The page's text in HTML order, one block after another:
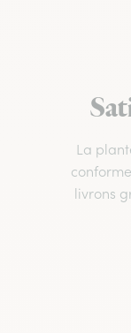
La
livrons